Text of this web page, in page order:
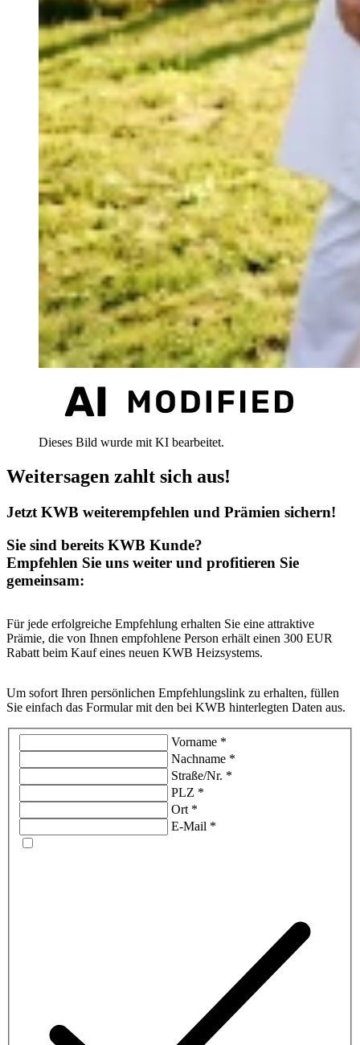
Dieses Bild wurde mit KI bearbeitet.
Weitersagen zahlt sich aus!
Jetzt KWB weiterempfehlen und Prämien sichern!
Sie sind bereits KWB Kunde?
Empfehlen Sie uns weiter und profitieren Sie
gemeinsam:
Für jede erfolgreiche Empfehlung erhalten Sie eine attraktive
Prämie, die von Ihnen empfohlene Person erhält einen 300 EUR
Rabatt beim Kauf eines neuen KWB Heizsystems.
Um sofort Ihren persönlichen Empfehlungslink zu erhalten, füllen
Sie einfach das Formular mit den bei KWB hinterlegten Daten aus.
Vorname *
Nachname *
Straße/Nr. *
PLZ *
Ort *
E-Mail *